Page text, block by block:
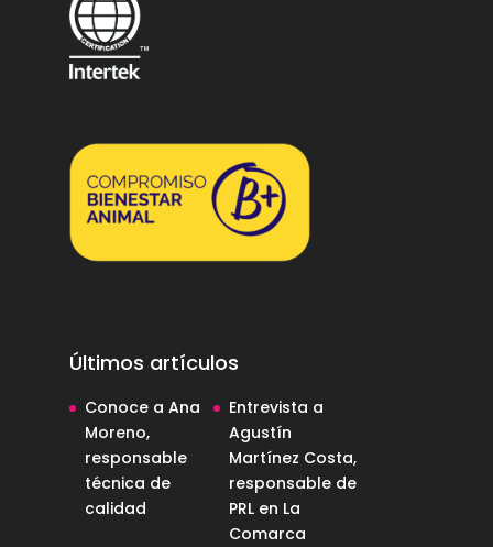
Últimos artículos
Conoce a Ana
Moreno,
responsable
técnica de
calidad
Entrevista a
Agustín
Martínez Costa,
responsable de
PRL en La
Comarca